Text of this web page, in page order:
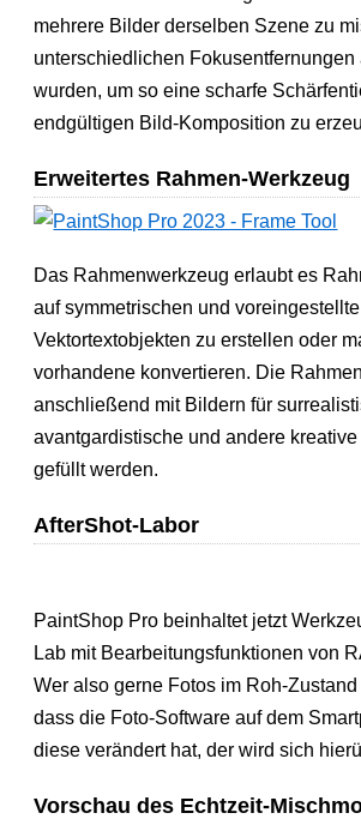
mehrere Bilder derselben Szene zu
unterschiedlichen Fokusentfernungen
wurden, um so eine scharfe
endgültigen Bild-Komposition zu
Erweitertes Rahmen-Werkzeug
Das Rahmenwerkzeug erlaubt es
auf symmetrischen und
Vektortextobjekten zu erstellen oder
vorhandene konvertieren. Die
anschließend mit Bildern für
avantgardistische und andere
gefüllt werden.
AfterShot-Labor
PaintShop Pro beinhaltet jetzt
Lab mit Bearbeitungsfunktionen von
Wer also gerne Fotos im Roh-
dass die Foto-Software auf dem
diese verändert hat, der wird sich
Vorschau des Echtzeit-